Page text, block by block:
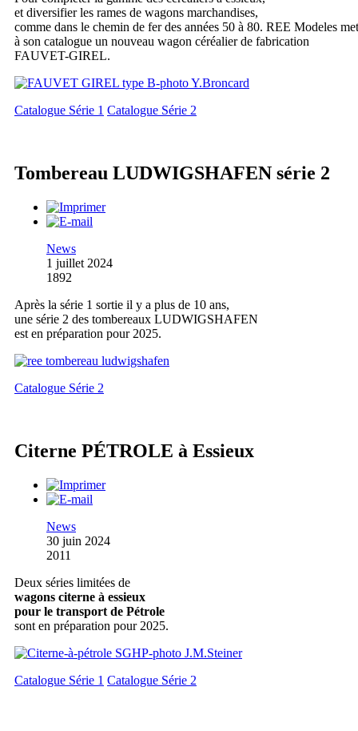
et diversifier les rames de wagons marchandises,
comme dans le chemin de fer des années 50 à 80. REE Modeles met
à son catalogue un nouveau wagon céréalier de fabrication
FAUVET-GIREL.
Catalogue Série 1 Catalogue Série 2
Tombereau LUDWIGSHAFEN série 2
News
1 juillet 2024
1892
Après la série 1 sortie il y a plus de 10 ans,
une série 2 des tombereaux LUDWIGSHAFEN
est en préparation pour 2025.
Catalogue Série 2
Citerne PÉTROLE à Essieux
News
30 juin 2024
2011
Deux séries limitées de
wagons citerne à essieux
pour le transport de Pétrole
sont en préparation pour 2025.
Catalogue Série 1 Catalogue Série 2